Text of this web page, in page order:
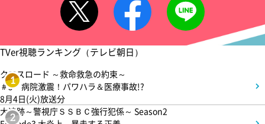
TVer視聴ランキング（テレビ朝日）
1
クロスロード ～救命救急の約束～
＃5 病院激震！パワハラ＆医療事故!?
8月4日(火)放送分
2
大追跡～警視庁ＳＳＢＣ強行犯係～ Season2